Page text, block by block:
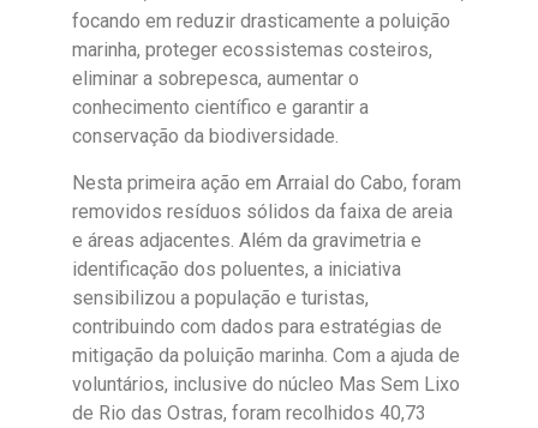
focando em reduzir drasticamente a poluição
marinha, proteger ecossistemas costeiros,
eliminar a sobrepesca, aumentar o
conhecimento científico e garantir a
conservação da biodiversidade.
Nesta primeira ação em Arraial do Cabo, foram
removidos resíduos sólidos da faixa de areia
e áreas adjacentes. Além da gravimetria e
identificação dos poluentes, a iniciativa
sensibilizou a população e turistas,
contribuindo com dados para estratégias de
mitigação da poluição marinha. Com a ajuda de
voluntários, inclusive do núcleo Mas Sem Lixo
de Rio das Ostras, foram recolhidos 40,73